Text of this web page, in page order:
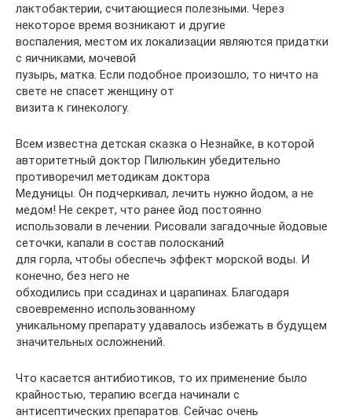
лактобактерии, считающиеся полезными. Через
некоторое время возникают и другие
воспаления, местом их локализации являются придатки
с яичниками, мочевой
пузырь, матка. Если подобное произошло, то ничто на
свете не спасет женщину от
визита к гинекологу.
Всем известна детская сказка о Незнайке, в которой
авторитетный доктор Пилюлькин убедительно
противоречил методикам доктора
Медуницы. Он подчеркивал, лечить нужно йодом, а не
медом! Не секрет, что ранее йод постоянно
использовали в лечении. Рисовали загадочные йодовые
сеточки, капали в состав полосканий
для горла, чтобы обеспечь эффект морской воды. И
конечно, без него не
обходились при ссадинах и царапинах. Благодаря
своевременно использованному
уникальному препарату удавалось избежать в будущем
значительных осложнений.
Что касается антибиотиков, то их применение было
крайностью, терапию всегда начинали с
антисептических препаратов. Сейчас очень